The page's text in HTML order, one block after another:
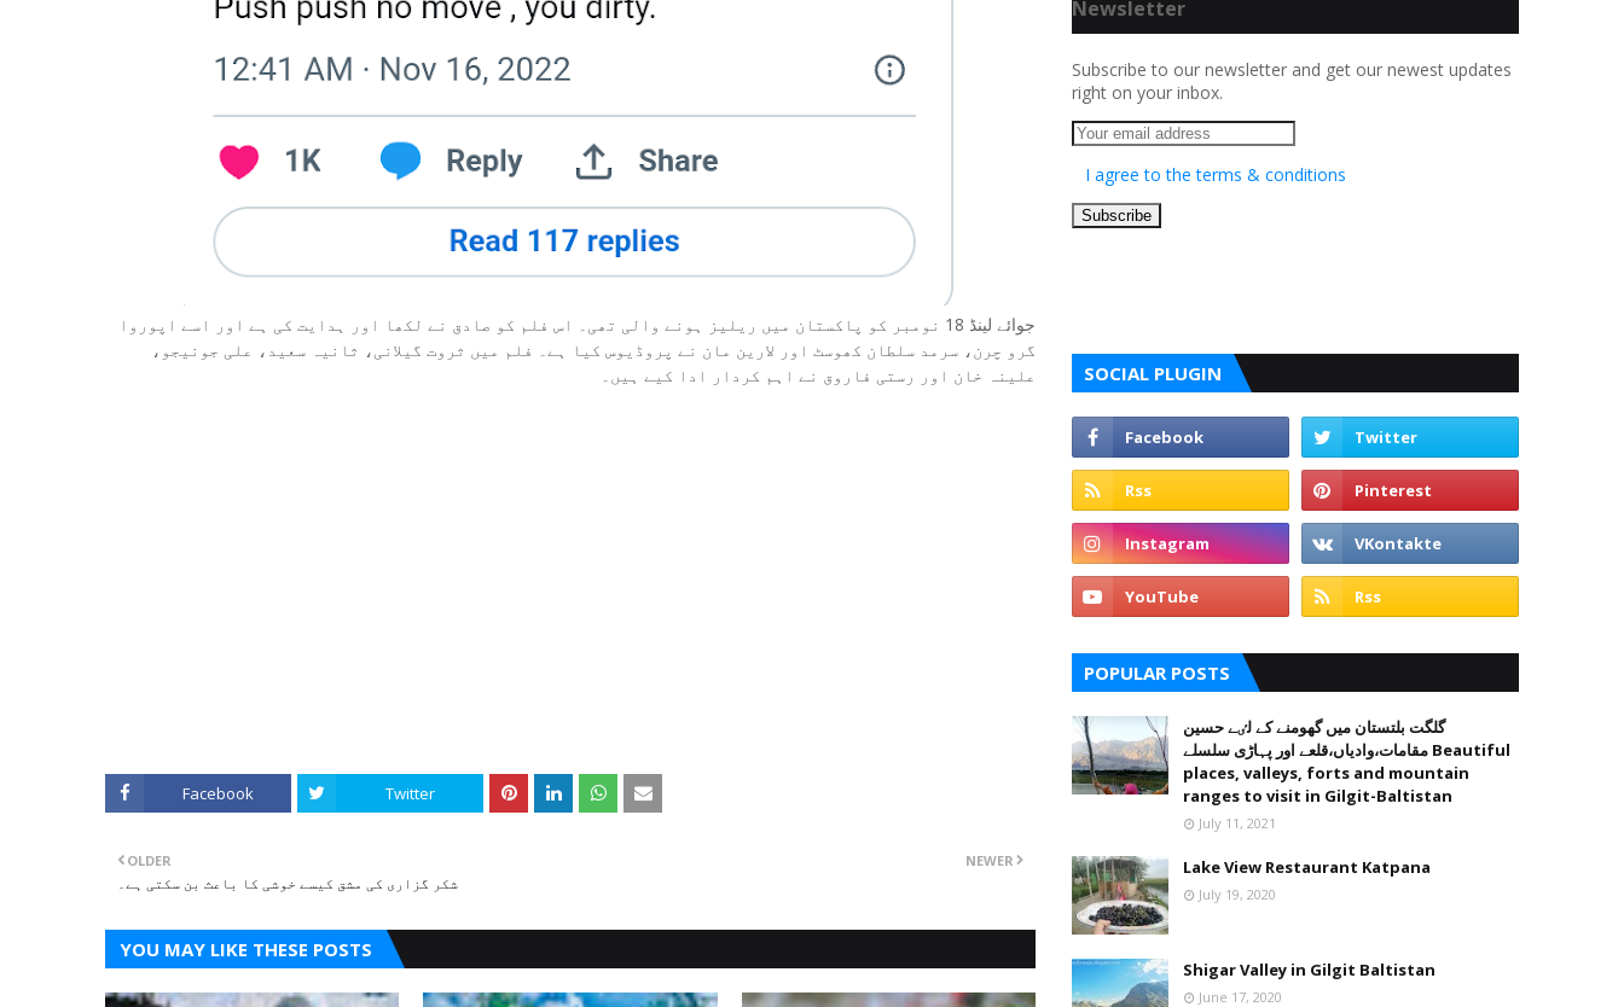
جوائے لینڈ 18 نومبر کو پاکستان میں ریلیز ہونے والی تھی۔ اس فلم کو صادق نے لکھا اور ہدایت کی ہے اور اسے اپوروا
گرو چرن، سرمد سلطان کھوسٹ اور لارین مان نے پروڈیوس کیا ہے۔ فلم میں ثروت گیلانی، ثانیہ سعید، علی جونیجو،
علینہ خان اور رستی فاروق نے اہم کردار ادا کیے ہیں۔
Facebook Twitter
NEWER
OLDER
شکر گزاری کی مشق کیسے خوشی کا باعث بن سکتی ہے۔
YOU MAY LIKE THESE POSTS
Newsletter
Subscribe to our newsletter and get our newest updates
right on your inbox.
I agree to the terms & conditions
SOCIAL PLUGIN
POPULAR POSTS
گلگت بلتستان میں گھومنے کے لٸے حسین
مقامات،وادیاں،قلعے اور پہاڑی سلسلے Beautiful
places, valleys, forts and mountain
ranges to visit in Gilgit-Baltistan
July 11, 2021
Lake View Restaurant Katpana
July 19, 2020
Shigar Valley in Gilgit Baltistan
June 17, 2020